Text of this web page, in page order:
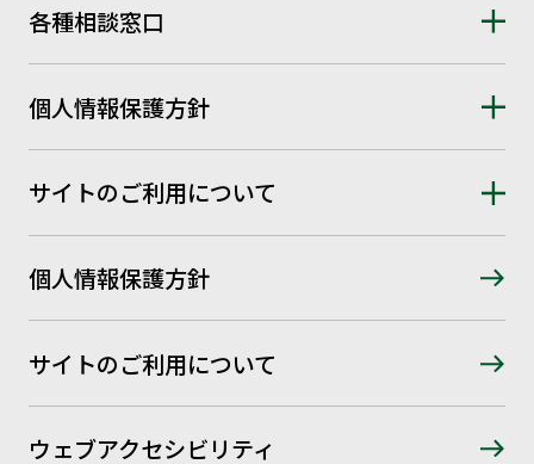
各種相談窓口
個人情報保護方針
サイトのご利用について
個人情報保護方針
サイトのご利用について
ウェブアクセシビリティ